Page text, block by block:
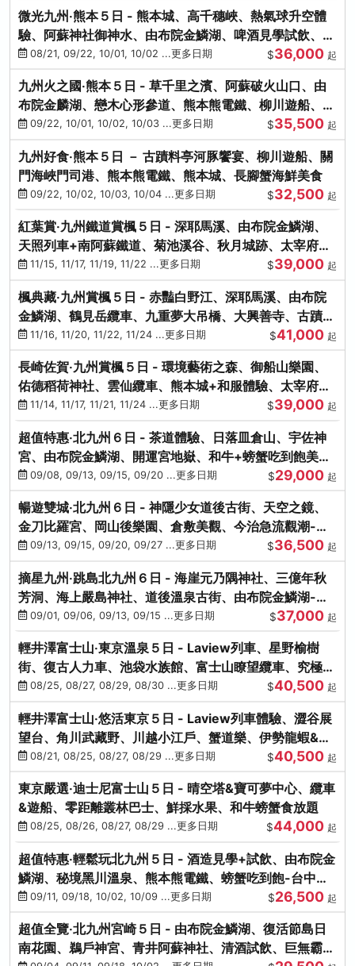
微光九州‧熊本５日 - 熊本城、高千穗峽、熱氣球升空體
驗、阿蘇神社御神水、由布院金鱗湖、啤酒見學試飲、豪
華海鮮盛宴
08/21, 09/22, 10/01, 10/02 ...更多日期 $36,000 起
九州火之國‧熊本５日 - 草千里之濱、阿蘇破火山口、由
布院金麟湖、戀木心形參道、熊本熊電鐵、柳川遊船、地
獄蒸DIY
09/22, 10/01, 10/02, 10/03 ...更多日期 $35,500 起
九州好食‧熊本５日 － 古蹟料亭河豚饗宴、柳川遊船、關
門海峽門司港、熊本熊電鐵、熊本城、長腳蟹海鮮美食
09/22, 10/02, 10/03, 10/04 ...更多日期 $32,500 起
紅葉賞‧九州鐵道賞楓５日 - 深耶馬溪、由布院金鱗湖、
天照列車+南阿蘇鐵道、菊池溪谷、秋月城跡、太宰府天
滿宮、竈門神社
11/15, 11/17, 11/19, 11/22 ...更多日期 $39,000 起
楓典藏‧九州賞楓５日 - 赤豔白野江、深耶馬溪、由布院
金鱗湖、鶴見岳纜車、九重夢大吊橋、大興善寺、古蹟河
豚+和牛饗宴
11/16, 11/20, 11/22, 11/24 ...更多日期 $41,000 起
長崎佐賀‧九州賞楓５日 - 環境藝術之森、御船山樂園、
佑德稻荷神社、雲仙纜車、熊本城+和服體驗、太宰府天
滿宮、光明禪寺
11/14, 11/17, 11/21, 11/24 ...更多日期 $39,000 起
超值特惠‧北九州６日 - 茶道體驗、日落皿倉山、宇佐神
宮、由布院金鱗湖、開運宮地嶽、和牛+螃蟹吃到飽美
饌-台中出發
09/08, 09/13, 09/15, 09/20 ...更多日期 $29,000 起
暢遊雙城‧北九州６日 - 神隱少女道後古街、天空之鏡、
金刀比羅宮、岡山後樂園、倉敷美觀、今治急流觀潮-台
中出發
09/13, 09/15, 09/20, 09/27 ...更多日期 $36,500 起
摘星九州‧跳島北九州６日 - 海崖元乃隅神社、三億年秋
芳洞、海上嚴島神社、道後溫泉古街、由布院金鱗湖-台
中出發
09/01, 09/06, 09/13, 09/15 ...更多日期 $37,000 起
輕井澤富士山‧東京溫泉５日 - Laview列車、星野榆樹
街、復古人力車、池袋水族館、富士山瞭望纜車、究極海
鮮食放題
08/25, 08/27, 08/29, 08/30 ...更多日期 $40,500 起
輕井澤富士山‧悠活東京５日 - Laview列車體驗、澀谷展
望台、角川武藏野、川越小江戶、蟹道樂、伊勢龍蝦&海
膽生魚片
08/21, 08/25, 08/27, 08/29 ...更多日期 $40,500 起
東京嚴選‧迪士尼富士山５日 - 晴空塔&寶可夢中心、纜車
&遊船、零距離叢林巴士、鮮採水果、和牛螃蟹食放題
08/25, 08/26, 08/27, 08/29 ...更多日期 $44,000 起
超值特惠‧輕鬆玩北九州５日 - 酒造見學+試飲、由布院金
鱗湖、秘境黑川溫泉、熊本熊電鐵、螃蟹吃到飽-台中出
發09/11, 09/18, 10/02, 10/09 ...更多日期 $26,500 起
超值全覽‧北九州宮崎５日 - 由布院金鱗湖、復活節島日
南花園、鵜戶神宮、青井阿蘇神社、清酒試飲、巨無霸熊